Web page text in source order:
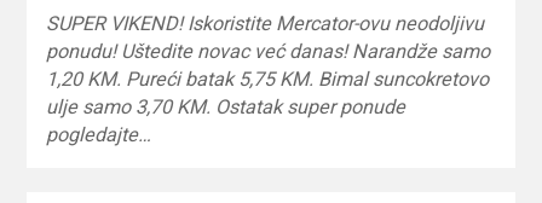
SUPER VIKEND! Iskoristite Mercator-ovu neodoljivu
ponudu! Uštedite novac već danas! Narandže samo
1,20 KM. Pureći batak 5,75 KM. Bimal suncokretovo
ulje samo 3,70 KM. Ostatak super ponude
pogledajte…